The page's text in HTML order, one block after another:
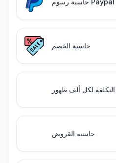
حاسبة رسوم Paypal
حاسبة الخصم
لكل ألف ظهور
حاسبة القروض